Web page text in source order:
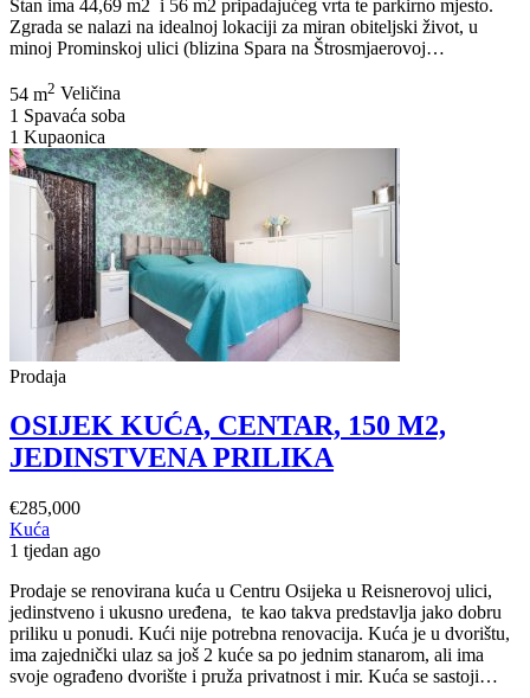
Stan ima 44,69 m2 i 56 m2 pripadajućeg vrta te parkirno mjesto.
Zgrada se nalazi na idealnoj lokaciji za miran obiteljski život, u
minoj Prominskoj ulici (blizina Spara na Štrosmjaerovoj…
54 m2 Veličina
1 Spavaća soba
1 Kupaonica
Prodaja
OSIJEK KUĆA, CENTAR, 150 M2,
JEDINSTVENA PRILIKA
€285,000
Kuća
1 tjedan ago
Prodaje se renovirana kuća u Centru Osijeka u Reisnerovoj ulici,
jedinstveno i ukusno uređena, te kao takva predstavlja jako dobru
priliku u ponudi. Kući nije potrebna renovacija. Kuća je u dvorištu,
ima zajednički ulaz sa još 2 kuće sa po jednim stanarom, ali ima
svoje ograđeno dvorište i pruža privatnost i mir. Kuća se sastoji…